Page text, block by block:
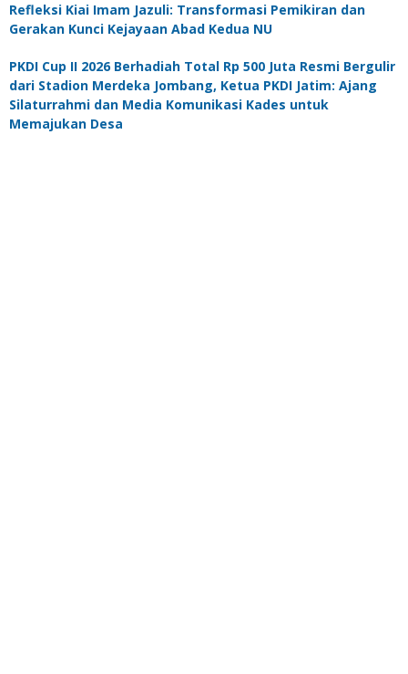
Refleksi Kiai Imam Jazuli: Transformasi Pemikiran dan
Gerakan Kunci Kejayaan Abad Kedua NU
PKDI Cup II 2026 Berhadiah Total Rp 500 Juta Resmi Bergulir
dari Stadion Merdeka Jombang, Ketua PKDI Jatim: Ajang
Silaturrahmi dan Media Komunikasi Kades untuk
Memajukan Desa